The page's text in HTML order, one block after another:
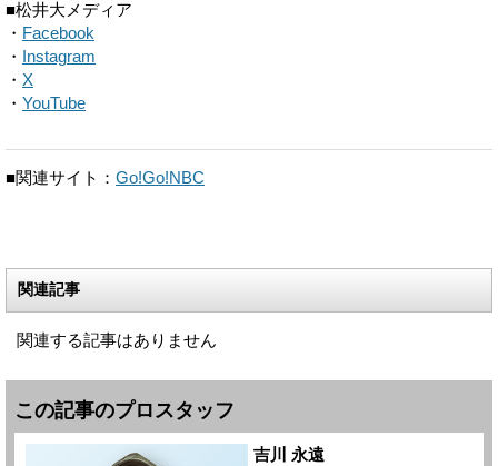
■松井大メディア
・ Facebook
・
Instagram
・ X
・ YouTube
■関連サイト： Go!Go!NBC
関連記事
関連する記事はありません
この記事のプロスタッフ
吉川 永遠